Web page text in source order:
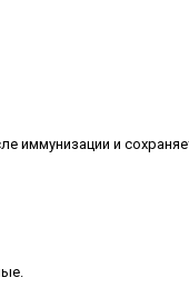
иммунизации и